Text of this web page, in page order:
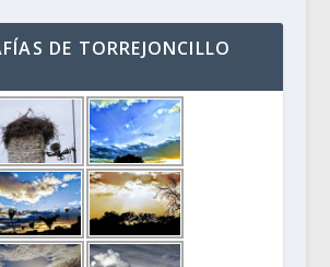
DE TORREJONCILLO